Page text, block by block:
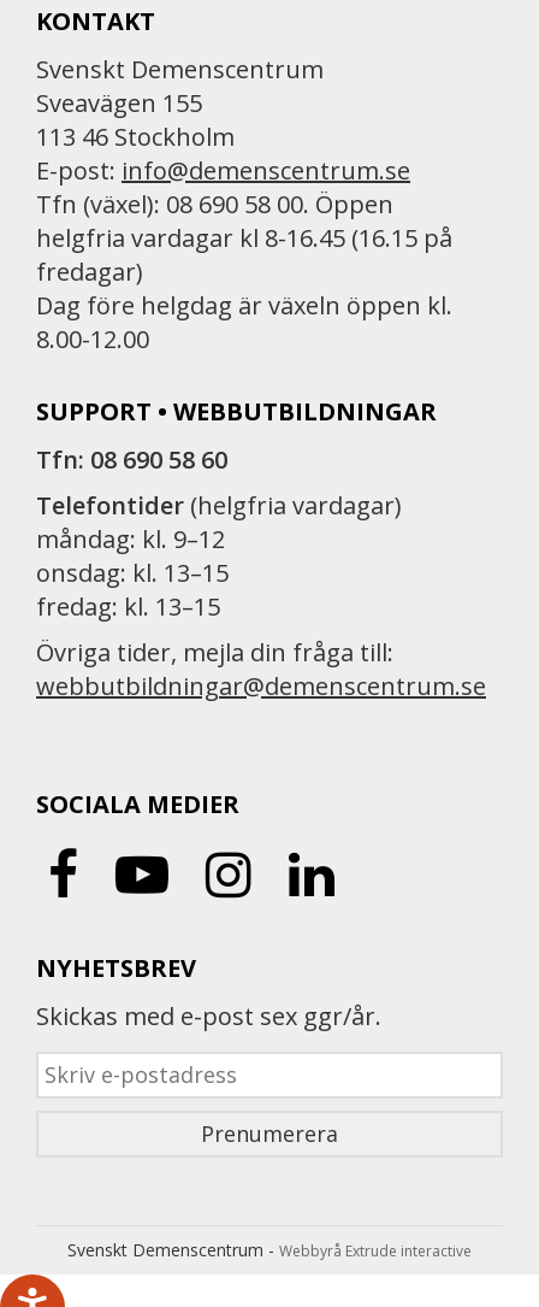
KONTAKT
Svenskt Demenscentrum
Sveavägen 155
113 46 Stockholm
E-post: info@demenscentrum.se
Tfn (växel): 08 690 58 00. Öppen
helgfria vardagar kl 8-16.45 (16.15 på
fredagar)
Dag före helgdag är växeln öppen kl.
8.00-12.00
SUPPORT • WEBBUTBILDNINGAR
Tfn: 08 690 58 60
Telefontider (helgfria vardagar)
måndag: kl. 9–12
onsdag: kl. 13–15
fredag: kl. 13–15
Övriga tider, mejla din fråga till:
webbutbildningar@demenscentrum.se
SOCIALA MEDIER
NYHETSBREV
Skickas med e-post sex ggr/år.
Svenskt Demenscentrum - Webbyrå Extrude interactive